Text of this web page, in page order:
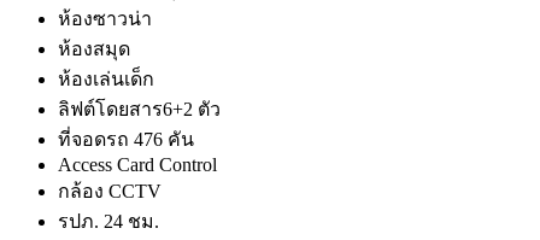
ห้องซาวน่า
ห้องสมุด
ห้องเล่นเด็ก
ลิฟต์โดยสาร​6+2 ตัว
ที่จอดรถ 476 คัน
Access Card Control
กล้อง CCTV
รปภ. 24 ชม.